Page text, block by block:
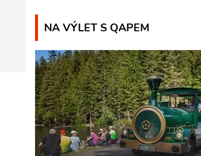
NA VÝLET S QAPEM